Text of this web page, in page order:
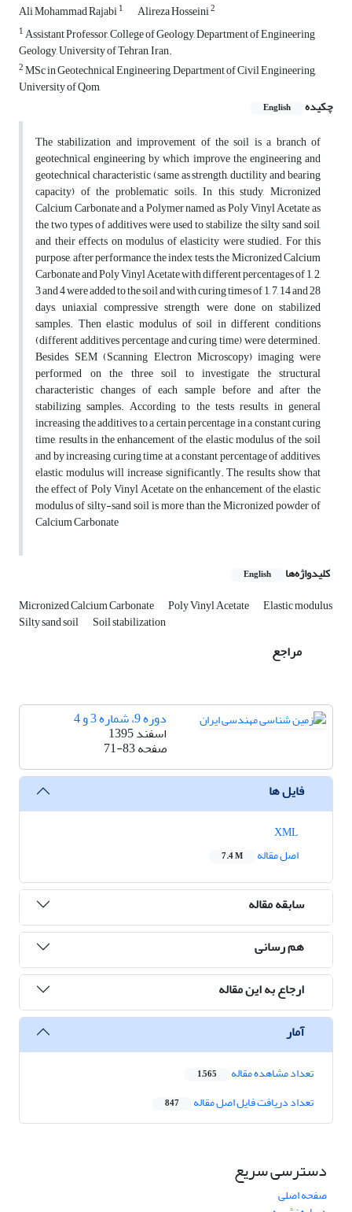
Ali Mohammad Rajabi1 Alireza Hosseini2
1Assistant Professor, College of Geology, Department of Engineering
Geology, University of Tehran, Iran.
2MSc in Geotechnical Engineering, Department of Civil Engineering,
University of Qom,
چکیده
English
The stabilization and improvement of the soil is a branch of
geotechnical engineering by which improve the engineering and
geotechnical characteristic (same as strength, ductility and bearing
capacity) of the problematic soils. In this study, Micronized
Calcium Carbonate and a Polymer named as Poly Vinyl Acetate as
the two types of additives were used to stabilize the silty sand soil,
and their effects on modulus of elasticity were studied. For this
purpose, after performance the index tests, the Micronized Calcium
Carbonate and Poly Vinyl Acetate with different percentages of 1, 2,
3 and 4 were added to the soil and with curing times of 1, 7, 14 and 28
days, uniaxial compressive strength were done on stabilized
samples. Then elastic modulus of soil in different conditions
(different additives percentage and curing time) were determined.
Besides, SEM (Scanning Electron Microscopy) imaging were
performed on the three soil to investigate the structural
characteristic changes of each sample before and after the
stabilizing samples. According to the tests results, in general
increasing the additives to a certain percentage in a constant curing
time, results in the enhancement of the elastic modulus of the soil
and by increasing curing time at a constant percentage of additives,
elastic modulus will increase significantly. The results show that
the effect of Poly Vinyl Acetate on the enhancement of the elastic
modulus of silty-sand soil is more than the Micronized powder of
Calcium Carbonate
کلیدواژه‌ها English
Micronized Calcium Carbonate Poly Vinyl Acetate Elastic modulus
Silty sand soil Soil stabilization
مراجع
دوره 9، شماره 3 و 4
اسفند 1395
صفحه71-83
فایل ها
اصل مقاله
7.4 M
سابقه مقاله
هم رسانی
ارجاع به این مقاله
آمار
تعداد مشاهده مقاله 1,565
تعداد دریافت فایل اصل مقاله 847
دسترسی سریع
صفحه اصلی